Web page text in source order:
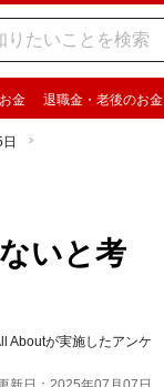
金 退職金・老後のお金
いと考
Aboutが実施したアンケ